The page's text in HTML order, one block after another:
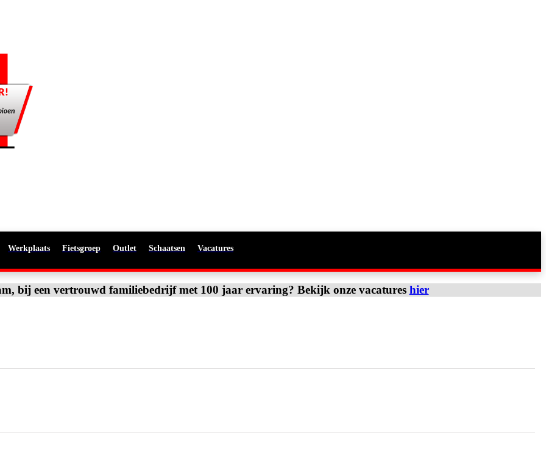
Werkplaats Fietsgroep Outlet Schaatsen Vacatures
bij een vertrouwd familiebedrijf met 100 jaar ervaring? Bekijk onze vacatures hier